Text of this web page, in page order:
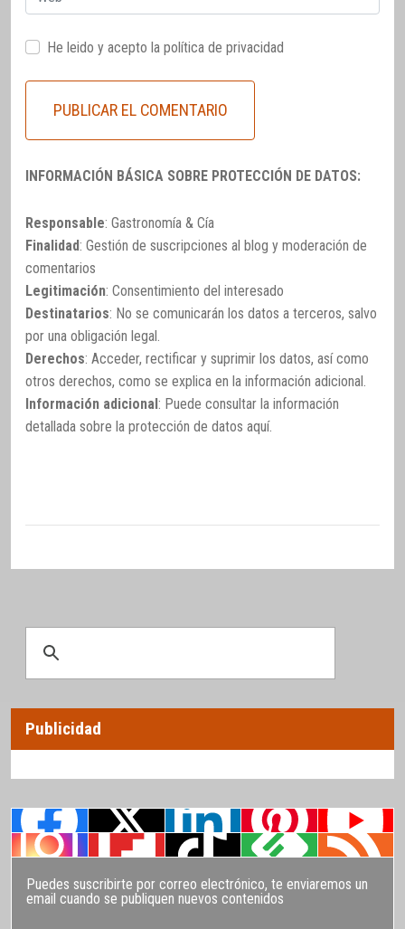
He leido y acepto la política de privacidad
INFORMACIÓN BÁSICA SOBRE PROTECCIÓN DE DATOS:
Responsable: Gastronomía & Cía
Finalidad: Gestión de suscripciones al blog y moderación de
comentarios
Legitimación: Consentimiento del interesado
Destinatarios: No se comunicarán los datos a terceros, salvo
por una obligación legal.
Derechos: Acceder, rectificar y suprimir los datos, así como
otros derechos, como se explica en la información adicional.
Información adicional : Puede consultar la información
detallada sobre la protección de datos aquí.
Publicidad
Puedes suscribirte por correo electrónico, te enviaremos un
email cuando se publiquen nuevos contenidos